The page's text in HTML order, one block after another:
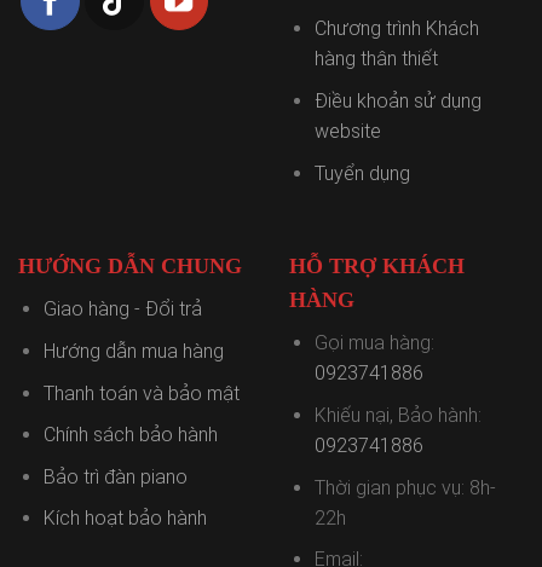
Chương trình Khách
hàng thân thiết
Điều khoản sử dụng
website
Tuyển dụng
HƯỚNG DẪN CHUNG
Giao hàng - Đổi trả
Hướng dẫn mua hàng
Thanh toán và bảo mật
Chính sách bảo hành
Bảo trì đàn piano
Kích hoạt bảo hành
HỖ TRỢ KHÁCH
HÀNG
Gọi mua hàng:
0923741886
Khiếu nại, Bảo hành:
0923741886
Thời gian phục vụ: 8h-
22h
Email: